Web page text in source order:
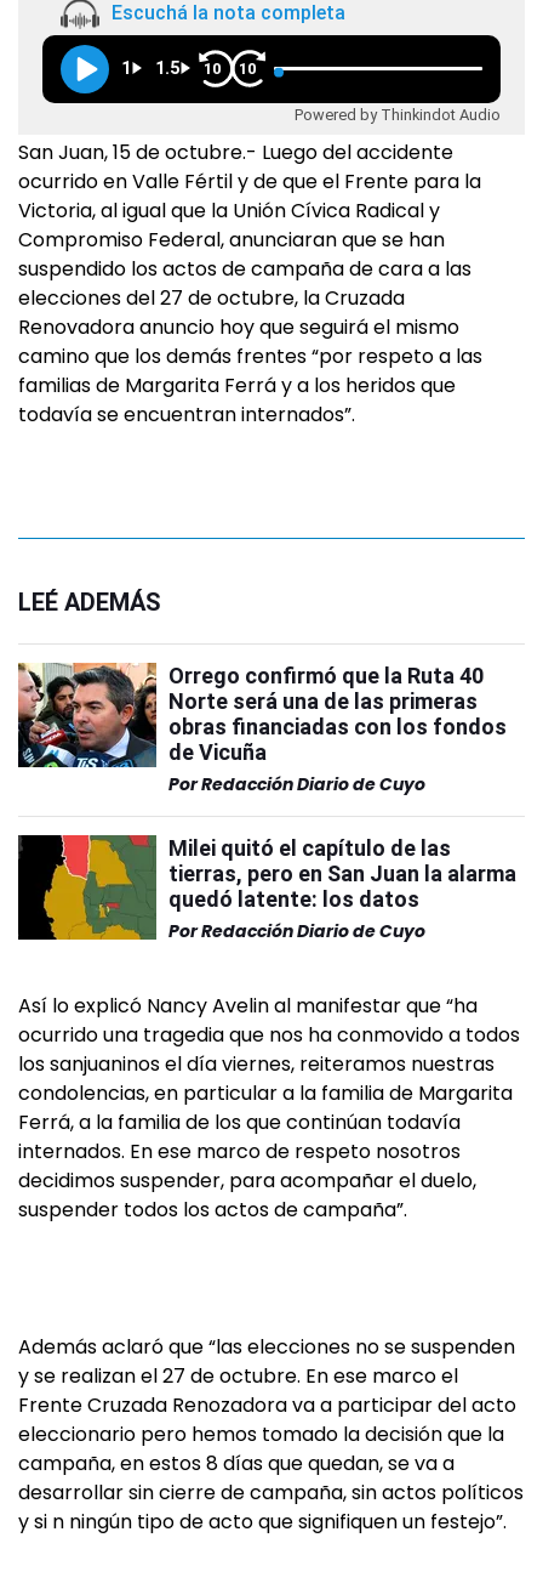
Escuchá la nota completa
1 1.5 10 10
Powered by Thinkindot Audio
San Juan, 15 de octubre.- Luego del accidente
ocurrido en Valle Fértil y de que el Frente para la
Victoria, al igual que la Unión Cívica Radical y
Compromiso Federal, anunciaran que se han
suspendido los actos de campaña de cara a las
elecciones del 27 de octubre, la Cruzada
Renovadora anuncio hoy que seguirá el mismo
camino que los demás frentes “por respeto a las
familias de Margarita Ferrá y a los heridos que
todavía se encuentran internados”.
LEÉ ADEMÁS
Orrego confirmó que la Ruta 40
Norte será una de las primeras
obras financiadas con los fondos
de Vicuña
PorRedacción Diario de Cuyo
Milei quitó el capítulo de las
tierras, pero en San Juan la alarma
quedó latente: los datos
PorRedacción Diario de Cuyo
Así lo explicó Nancy Avelin al manifestar que “ha
ocurrido una tragedia que nos ha conmovido a todos
los sanjuaninos el día viernes, reiteramos nuestras
condolencias, en particular a la familia de Margarita
Ferrá, a la familia de los que continúan todavía
internados. En ese marco de respeto nosotros
decidimos suspender, para acompañar el duelo,
suspender todos los actos de campaña”.
Además aclaró que “las elecciones no se suspenden
y se realizan el 27 de octubre. En ese marco el
Frente Cruzada Renozadora va a participar del acto
eleccionario pero hemos tomado la decisión que la
campaña, en estos 8 días que quedan, se va a
desarrollar sin cierre de campaña, sin actos políticos
y si n ningún tipo de acto que signifiquen un festejo”.